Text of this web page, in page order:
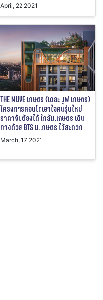
April, 22 2021
THE MUVE เกษตร (เดอะ มูฟ เกษตร)
โครงการคอนโดเอาใจคนรุ่นใหม่
ราคาจับต้องได้ ใกล้ม.เกษตร เดิน
ทางด้วย BTS ม.เกษตร ได้สะดวก
March, 17 2021